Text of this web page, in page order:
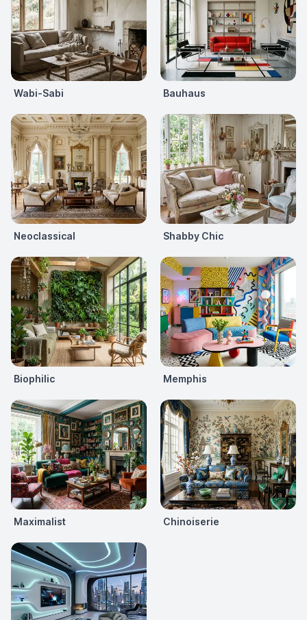
Wabi-Sabi Bauhaus
Neoclassical Shabby Chic
Biophilic Memphis
Maximalist Chinoiserie